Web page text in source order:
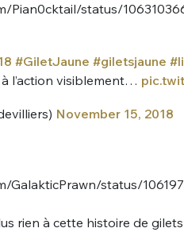
Pian0cktail/status/
#GiletJaune #giletsjaune
l’action visiblement…
November 15, 2018
GalakticPrawn/status/
rien à cette histoire de